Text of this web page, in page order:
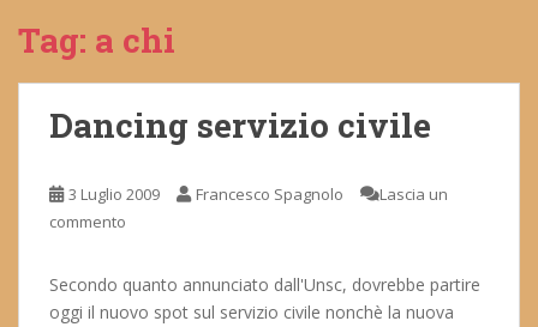
Tag: a chi
Dancing servizio civile
3 Luglio 2009 Francesco Spagnolo
Lascia un
commento
Secondo quanto annunciato dall'Unsc, dovrebbe partire
oggi il nuovo spot sul servizio civile nonchè la nuova